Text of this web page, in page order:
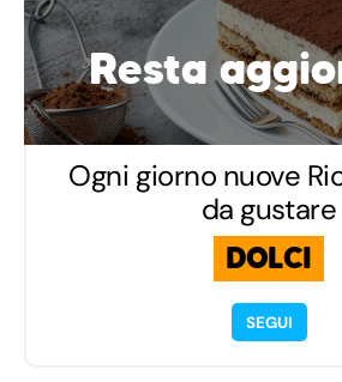
Resta
Ogni giorno nuove
da gustare
DOLCI
SEGUI